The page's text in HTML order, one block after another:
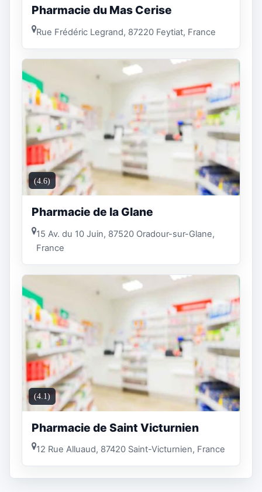
Pharmacie du Mas Cerise
Rue Frédéric Legrand, 87220 Feytiat, France
(4.6)
Pharmacie de la Glane
15 Av. du 10 Juin, 87520 Oradour-sur-Glane,
France
(4.1)
Pharmacie de Saint Victurnien
12 Rue Alluaud, 87420 Saint-Victurnien, France